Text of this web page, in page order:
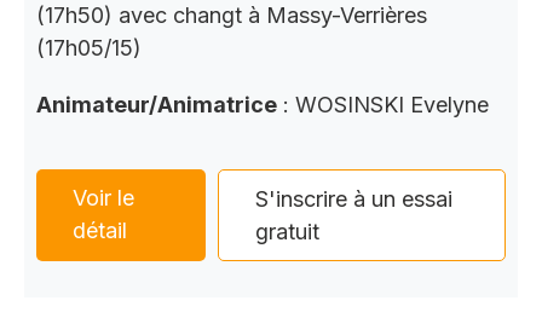
(17h50) avec changt à Massy-Verrières
(17h05/15)
Animateur/Animatrice : WOSINSKI Evelyne
Voir le
détail
S'inscrire à un essai
gratuit